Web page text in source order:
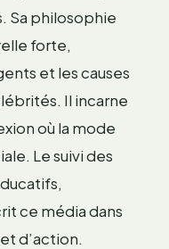
Sa philosophie
forte,
et les causes
Il incarne
où la mode
Le suivi des
ce média dans
d’action.